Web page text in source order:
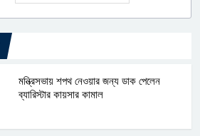
মন্ত্রিসভায় শপথ নেওয়ার জন্য ডাক পেলেন
ব্যারিস্টার কায়সার কামাল